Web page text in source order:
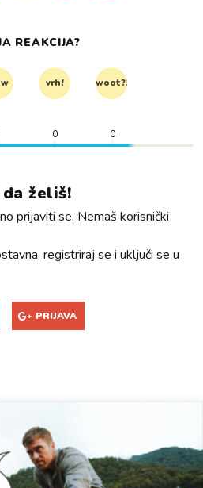
REAKCIJA?
vrh! woot?!
0 0
želiš!
prijaviti se. Nemaš korisnički
registriraj se i uključi se u
PRIJAVA